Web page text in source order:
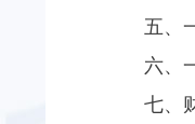
五、
六、
七、